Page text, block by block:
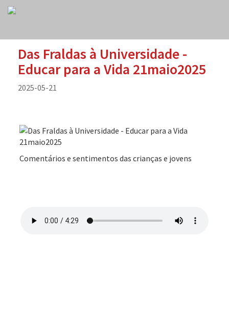
Das Fraldas à Universidade -
Educar para a Vida 21maio2025
2025-05-21
Comentários e sentimentos das crianças e jovens